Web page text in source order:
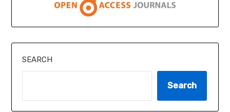
SEARCH
Search